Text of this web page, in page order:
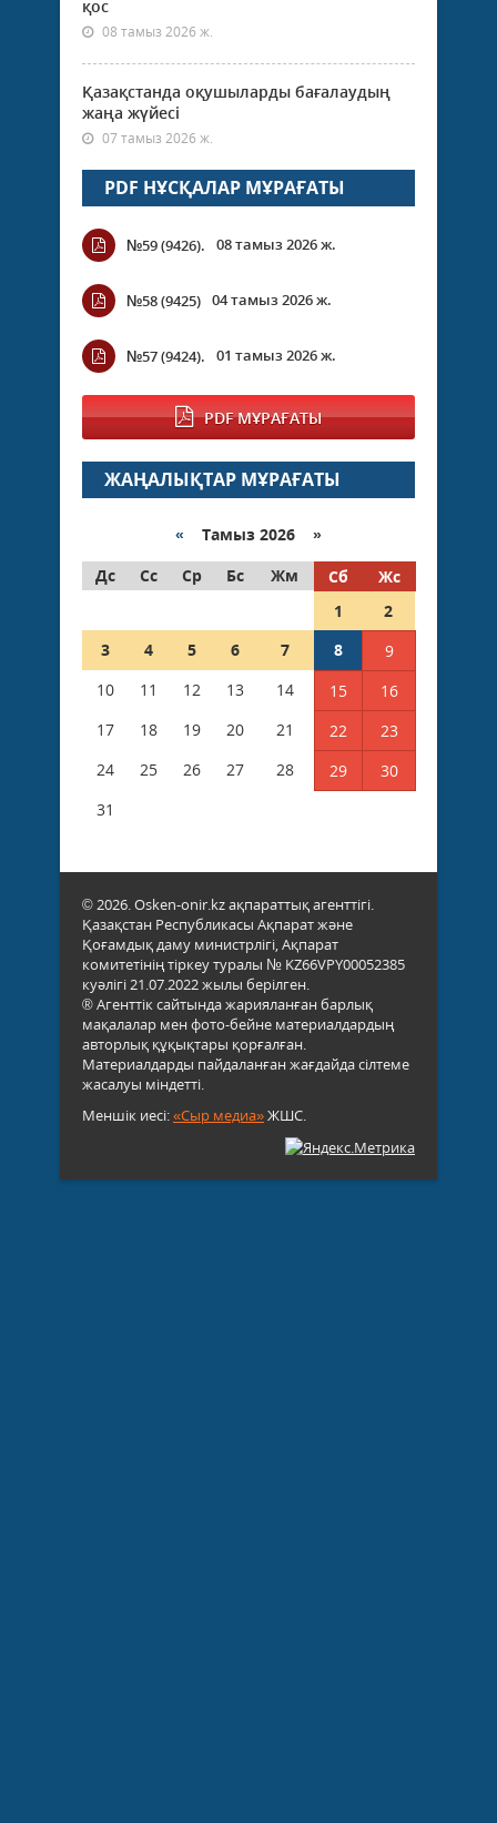
қос
08 тамыз 2026 ж.
Қазақстанда оқушыларды бағалаудың
жаңа жүйесі
07 тамыз 2026 ж.
PDF НҰСҚАЛАР МҰРАҒАТЫ
№59 (9426). 08 тамыз 2026 ж.
№58 (9425) 04 тамыз 2026 ж.
№57 (9424). 01 тамыз 2026 ж.
PDF МҰРАҒАТЫ
ЖАҢАЛЫҚТАР МҰРАҒАТЫ
« Тамыз 2026 »
Дс
Сс Ср Бс Жм Сб
Жс
1
2
3
4 5 6 7 8
9
10
11 12 13 14 15
16
17
18 19 20 21 22
23
24
25 26 27 28 29
30
31
© 2026. Osken-onir.kz ақпараттық агенттігі.
Қазақстан Республикасы Ақпарат және
Қоғамдық даму министрлігі, Ақпарат
комитетінің тіркеу туралы № KZ66VPY00052385
куәлігі 21.07.2022 жылы берілген.
® Агенттік сайтында жарияланған барлық
мақалалар мен фото-бейне материалдардың
авторлық құқықтары қорғалған.
Материалдарды пайдаланған жағдайда сілтеме
жасалуы міндетті.
Меншік иесі:«Сыр медиа»ЖШС.